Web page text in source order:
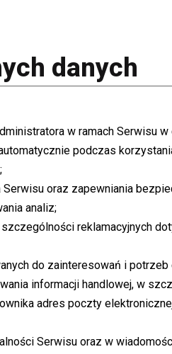
danych
w ramach Serwisu w
podczas
oraz zapewniania
analiz;
reklamacyjnych
do zainteresowań i potrzeb
informacji handlowej, w
adres poczty
Serwisu oraz w